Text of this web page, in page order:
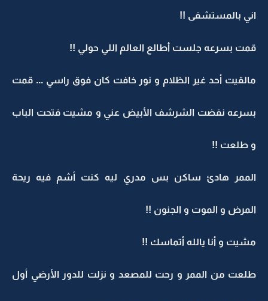
اني بالمستشفى !!
قمت بسرعه جلست أطالع العالم اللي حولي !!
مالقيت أحد غير الظلام و نور خافت كان فوق راسي ... قمت
بسرعه نفضت الشرشف الأبيض عني و مشيت فتحت الباب
و طلعت !!
الممر هادئ ساكن بس مدري ليه كنت أشم فيه ريحة
المرض و الموت و الجنون !!
مشيت و أنا يالله أتماسك !!
طلعت من الممر و رحت للمصعد و نزلت للدور الأرضي أول